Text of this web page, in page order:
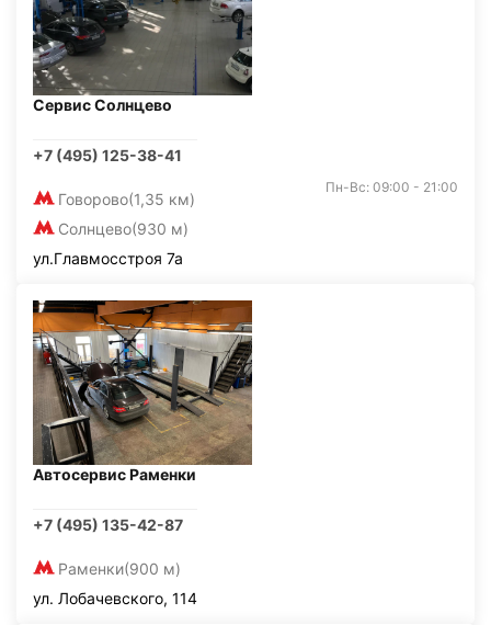
Сервис Солнцево
+7 (495) 125-38-41
Говорово(1,35 км)
Солнцево(930 м)
Пн-Вс: 09:00 - 21:00
ул.Главмосстроя 7а
Автосервис Раменки
+7 (495) 135-42-87
Раменки(900 м)
ул. Лобачевского, 114